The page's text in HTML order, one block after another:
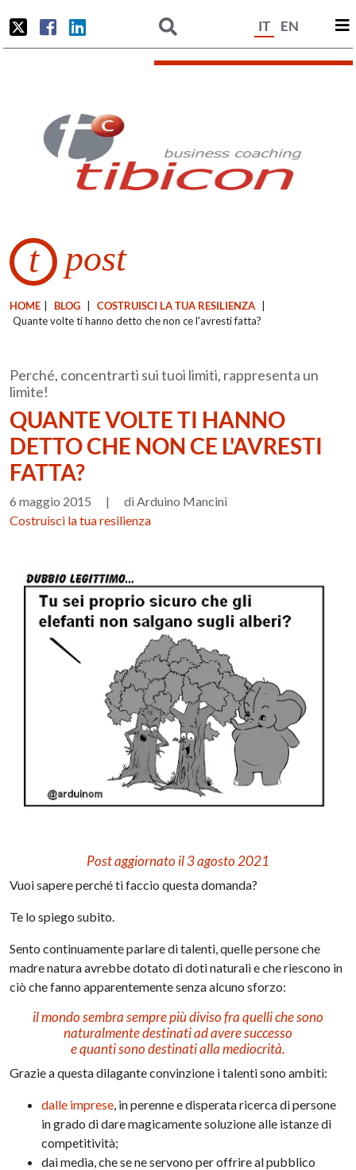
IT EN
t post
HOME BLOG COSTRUISCI LA TUA RESILIENZA
Quante volte ti hanno detto che non ce l'avresti fatta?
Perché, concentrarti sui tuoi limiti, rappresenta un
limite!
QUANTE VOLTE TI HANNO
DETTO CHE NON CE L'AVRESTI
FATTA?
6 maggio 2015 |
di Arduino Mancini
Costruisci la tua resilienza
Post aggiornato il 3 agosto 2021
Vuoi sapere perché ti faccio questa domanda?
Te lo spiego subito.
Sento continuamente parlare di talenti, quelle persone che
madre natura avrebbe dotato di doti naturali e che riescono in
ciò che fanno apparentemente senza alcuno sforzo:
il mondo sembra sempre più diviso fra quelli che sono
naturalmente destinati ad avere successo
e quanti sono destinati alla mediocrità.
Grazie a questa dilagante convinzione i talenti sono ambiti:
dalle imprese, in perenne e disperata ricerca di persone
in grado di dare magicamente soluzione alle istanze di
competitività;
dai media, che se ne servono per offrire al pubblico